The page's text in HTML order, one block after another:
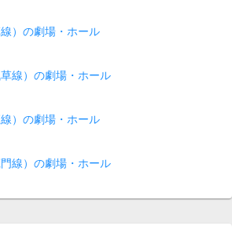
）の劇場・ホール
線）の劇場・ホール
）の劇場・ホール
線）の劇場・ホール